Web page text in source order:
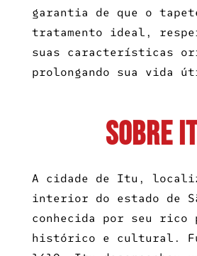
garantia de que o
tratamento ideal,
suas características
prolongando sua vida
Sobre
A cidade de Itu,
interior do estado de
conhecida por seu rico
histórico e cultural.